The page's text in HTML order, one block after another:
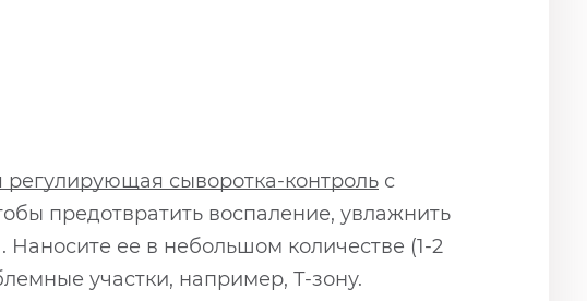
сыворотка-контроль с
предотвратить воспаление, увлажнить
ее в небольшом количестве (1-2
участки, например, Т-зону.